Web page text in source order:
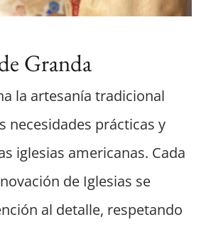
Granda
la artesanía tradicional
necesidades prácticas y
iglesias americanas. Cada
de Iglesias se
al detalle, respetando